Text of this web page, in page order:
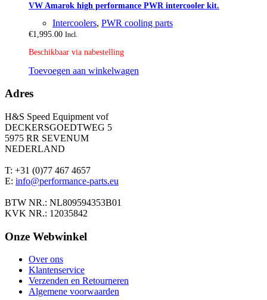
VW Amarok high performance PWR intercooler kit.
Intercoolers, PWR cooling parts
€1,995.00 Incl.
Beschikbaar via nabestelling
Toevoegen aan winkelwagen
Adres
H&S Speed Equipment vof
DECKERSGOEDTWEG 5
5975 RR SEVENUM
NEDERLAND
T: +31 (0)77 467 4657
E: info@performance-parts.eu
BTW NR.: NL809594353B01
KVK NR.: 12035842
Onze Webwinkel
Over ons
Klantenservice
Verzenden en Retourneren
Algemene voorwaarden